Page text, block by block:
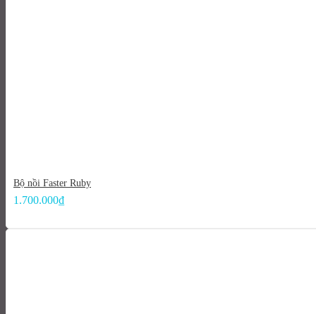
Bộ nồi Faster Ruby
1.700.000₫